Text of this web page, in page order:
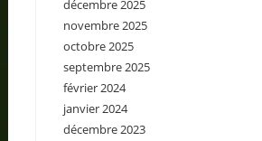
décembre 2025
novembre 2025
octobre 2025
septembre 2025
février 2024
janvier 2024
décembre 2023